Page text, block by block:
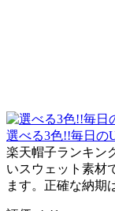
選べる3色!!毎日の
楽天帽子ランキン
いスウェット素材
ます。正確な納期